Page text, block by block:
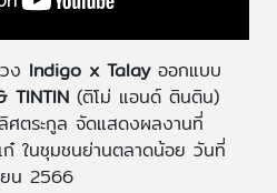
ง Indigo x Talay ออกแบบ
TINTIN(ติโม่ แอนด์ ตินติน)
ตระกูล จัดแสดงผลงานที่
ก๋ ในชุมชนย่านตลาดน้อย วันที่
น 2566